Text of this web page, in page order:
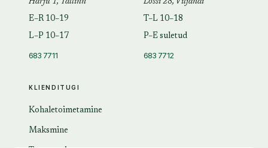
KLIENDITUGI
Kohaletoimetamine
Maksmine
Harju 1, Tallinn
E–R 10–19
L–P 10–17
683 7711
Lossi 28, Viljandi
T–L 10–18
P–E suletud
683 7712